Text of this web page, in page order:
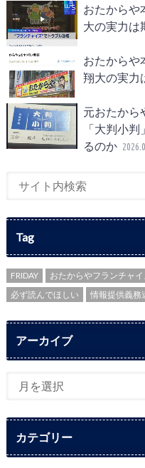
おたから
大の実力は
おたから
翔大の実力
元おたから
「大判小
るのか
Tag
FRIDAY おたからやフランチャ
必ず読んでほしい
情報提供義務
アーカイブ
カテゴリー